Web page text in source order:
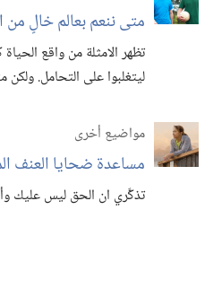
متى ننعم بعالم خالٍ من
تظهر الامثلة من واقع
ليتغلبوا على التحامل.‏
مواضيع أخرى
مساعدة ضحايا العنف
تذكَّري ان الحق ليس عليك